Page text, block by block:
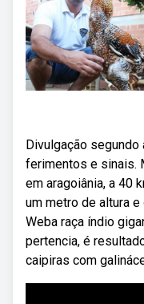
Divulgação
ferimentos e sinais.
em aragoiânia, a 40
um metro de altura
Weba raça índio
pertencia, é
caipiras com